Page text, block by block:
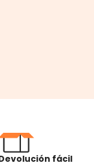
fácil